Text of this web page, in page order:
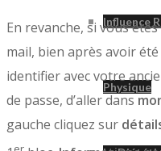
Influence
Physique
En revanche, si vous
mail, bien après avoir
identifier avec votre
de passe, d’aller dans
gauche cliquez sur